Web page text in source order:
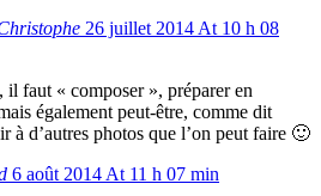
26 juillet 2014 At 10 h 08
il faut « composer », préparer en
également peut-être, comme dit
à d’autres photos que l’on peut faire 🙂
6 août 2014 At 11 h 07 min